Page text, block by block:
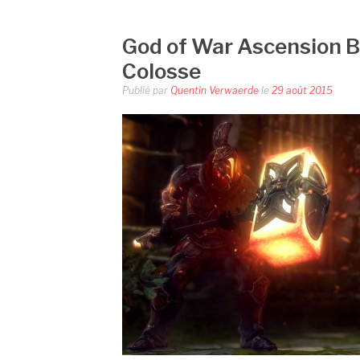
God of War Ascension
Colosse
Publié par Quentin Verwaerde le 29 août 2015